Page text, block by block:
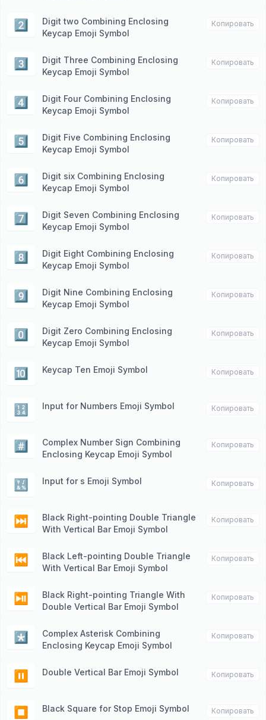
2⃣
Digit two Combining Enclosing
Keycap Emoji Symbol
Копировать
3⃣
Digit Three Combining Enclosing
Keycap Emoji Symbol
Копировать
4⃣
Digit Four Combining Enclosing
Keycap Emoji Symbol
Копировать
5⃣
Digit Five Combining Enclosing
Keycap Emoji Symbol
Копировать
6⃣
Digit six Combining Enclosing
Keycap Emoji Symbol
Копировать
7⃣
Digit Seven Combining Enclosing
Keycap Emoji Symbol
Копировать
8⃣
Digit Eight Combining Enclosing
Keycap Emoji Symbol
Копировать
9⃣
Digit Nine Combining Enclosing
Keycap Emoji Symbol
Копировать
0⃣
Digit Zero Combining Enclosing
Keycap Emoji Symbol
Копировать
🔟 Keycap Ten Emoji Symbol Копировать
🔢 Input for Numbers Emoji Symbol Копировать
#️⃣
Complex Number Sign Combining
Enclosing Keycap Emoji Symbol
Копировать
🔣 Input for s Emoji Symbol Копировать
⏭
Black Right-pointing Double Triangle
With Vertical Bar Emoji Symbol
Копировать
⏮
Black Left-pointing Double Triangle
With Vertical Bar Emoji Symbol
Копировать
⏯
Black Right-pointing Triangle With
Double Vertical Bar Emoji Symbol
Копировать
*️⃣
Complex Asterisk Combining
Enclosing Keycap Emoji Symbol
Копировать
⏸ Double Vertical Bar Emoji Symbol Копировать
⏹ Black Square for Stop Emoji Symbol Копировать